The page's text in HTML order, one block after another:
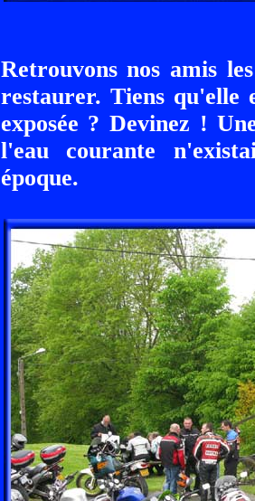
Retrouvons nos amis
restaurer. Tiens qu'elle
exposée ? Devinez !
l'eau courante
époque.